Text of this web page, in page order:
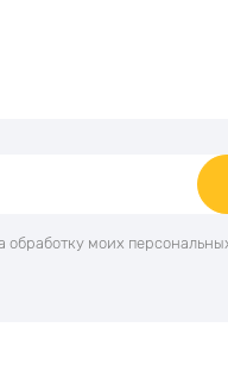
обработку моих